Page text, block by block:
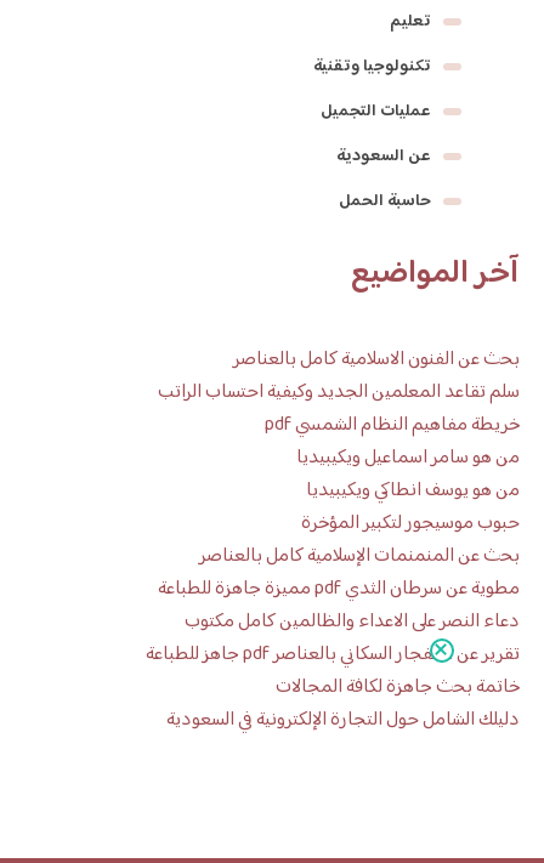
تعليم
تكنولوجيا وتقنية
عمليات التجميل
عن السعودية
حاسبة الحمل
آخر المواضيع
بحث عن الفنون الاسلامية كامل بالعناصر
سلم تقاعد المعلمين الجديد وكيفية احتساب الراتب
خريطة مفاهيم النظام الشمسي pdf
من هو سامر اسماعيل ويكيبيديا
من هو يوسف انطاكي ويكيبيديا
حبوب موسيجور لتكبير المؤخرة
بحث عن المنمنمات الإسلامية كامل بالعناصر
مطوية عن سرطان الثدي pdf مميزة جاهزة للطباعة
دعاء النصر على الاعداء والظالمين كامل مكتوب
تقرير عن الانفجار السكاني بالعناصر pdf جاهز للطباعة
خاتمة بحث جاهزة لكافة المجالات
دليلك الشامل حول التجارة الإلكترونية في السعودية